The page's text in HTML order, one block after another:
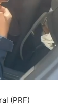
(PRF)